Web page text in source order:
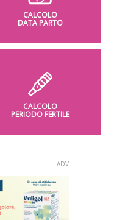
CALCOLO
DATA PARTO
CALCOLO
PERIODO FERTILE